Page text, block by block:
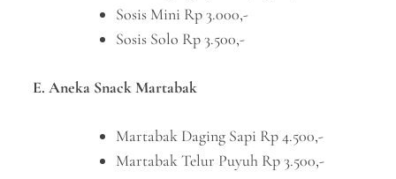
Sosis Mini Rp 3.000,-
Sosis Solo Rp 3.500,-
E. Aneka Snack Martabak
Martabak Daging Sapi Rp 4.500,-
Martabak Telur Puyuh Rp 3.500,-